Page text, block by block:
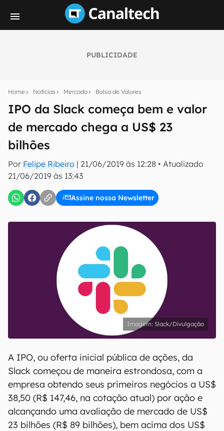
PUBLICIDADE
Home Notícias Mercado Bolsa de Valores
IPO da Slack começa bem e valor
de mercado chega a US$ 23
bilhões
Por Felipe Ribeiro | 21/06/2019 às 12:28 • Atualizado
21/06/2019 às 13:43
Assine nossa Newsletter
notícias e reviews sobre tecnologia em primeira
mão.
E-mail
inscreva-se
Confirmo que li, aceito e concordo com os Termos de
Uso e Política de Privacidade do Canaltech.
Slack/Divulgação
A IPO, ou oferta inicial pública de ações, da
Slack começou de maneira estrondosa, com a
empresa obtendo seus primeiros negócios a US$
38,50 (R$ 147,46, na cotação atual) por ação e
alcançando uma avaliação de mercado de US$
23 bilhões (R$ 89 bilhões), bem acima dos US$